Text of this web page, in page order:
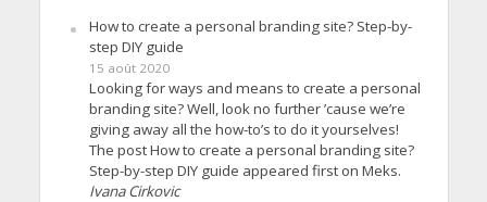
How to create a personal branding site? Step-by-
step DIY guide
15 août 2020
Looking for ways and means to create a personal
branding site? Well, look no further ’cause we’re
giving away all the how-to’s to do it yourselves!
The post How to create a personal branding site?
Step-by-step DIY guide appeared first on Meks.
Ivana Cirkovic